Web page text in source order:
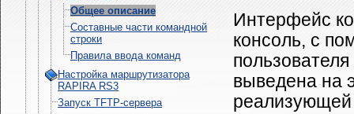
Общее описание
Составные части командной
строки
Правила ввода команд
Настройка маршрутизатора
RAPIRA RS3
Запуск TFTP-сервера
Интерфейс
консоль, с
выведена на